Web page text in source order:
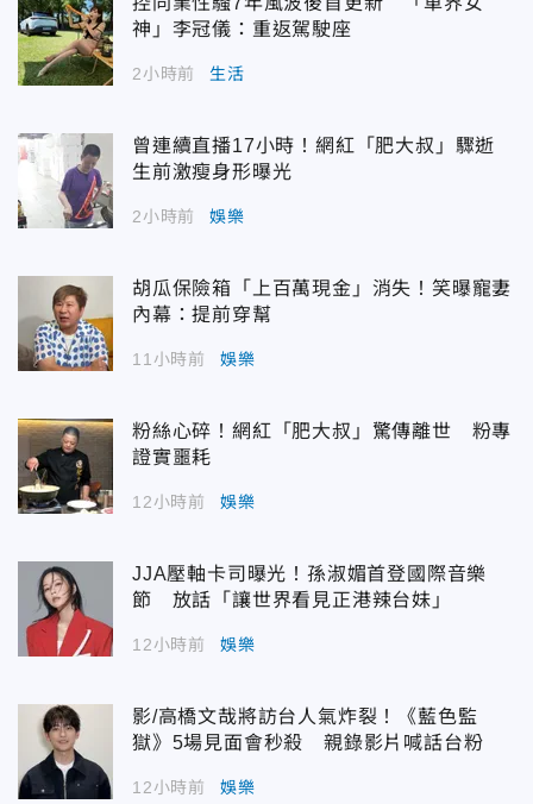
神」李冠儀：重返駕駛座
2小時前 生活
曾連續直播17小時！網紅「肥大叔」驟逝
生前激瘦身形曝光
2小時前 娛樂
胡瓜保險箱「上百萬現金」消失！笑曝寵妻
內幕：提前穿幫
11小時前 娛樂
粉絲心碎！網紅「肥大叔」驚傳離世 粉專
證實噩耗
12小時前 娛樂
JJA壓軸卡司曝光！孫淑媚首登國際音樂
節 放話「讓世界看見正港辣台妹」
12小時前 娛樂
影/高橋文哉將訪台人氣炸裂！《藍色監
獄》5場見面會秒殺 親錄影片喊話台粉
12小時前 娛樂